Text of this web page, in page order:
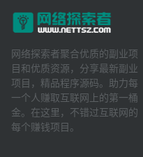
网络探索者聚合优质的副业项
目和优质资源，分享最新副业
项目，精品程序源码。助力每
一个人赚取互联网上的第一桶
金。在这里，不错过互联网的
每个赚钱项目。